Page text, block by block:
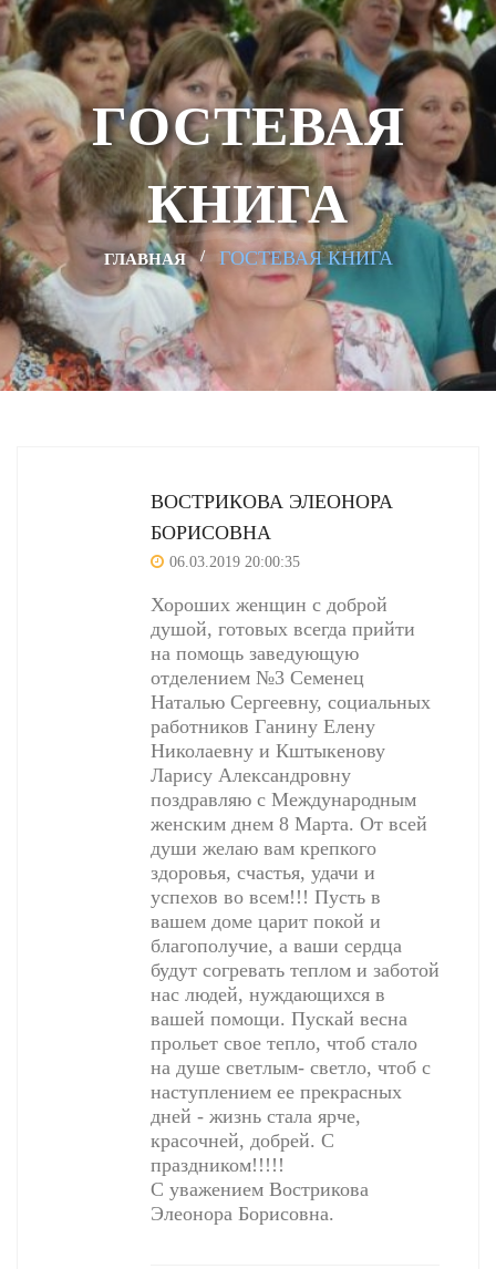
ГОСТЕВАЯ
КНИГА
ГЛАВНАЯ ГОСТЕВАЯ КНИГА
ВОСТРИКОВА ЭЛЕОНОРА
БОРИСОВНА
06.03.2019 20:00:35
Хороших женщин с доброй
душой, готовых всегда прийти
на помощь заведующую
отделением №3 Семенец
Наталью Сергеевну, социальных
работников Ганину Елену
Николаевну и Кштыкенову
Ларису Александровну
поздравляю с Международным
женским днем 8 Марта. От всей
души желаю вам крепкого
здоровья, счастья, удачи и
успехов во всем!!! Пусть в
вашем доме царит покой и
благополучие, а ваши сердца
будут согревать теплом и заботой
нас людей, нуждающихся в
вашей помощи. Пускай весна
прольет свое тепло, чтоб стало
на душе светлым- светло, чтоб с
наступлением ее прекрасных
дней - жизнь стала ярче,
красочней, добрей. С
праздником!!!!!
С уважением Вострикова
Элеонора Борисовна.